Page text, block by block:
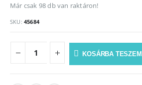
Már csak 98 db van raktáron!
SKU: 45684
KOSÁRBA TESZEM